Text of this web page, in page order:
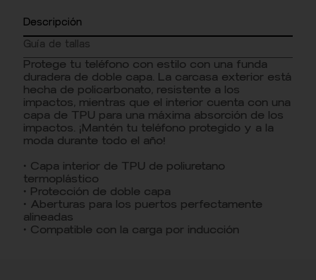
Descripción
Guía de tallas
Protege tu teléfono con estilo con una funda
duradera de doble capa. La carcasa exterior está
hecha de policarbonato, resistente a los
impactos, mientras que el interior cuenta con una
capa de TPU para una máxima absorción de los
impactos. ¡Mantén tu teléfono protegido y a la
moda durante todo el año!
• Capa interior de TPU de poliuretano
termoplástico
• Protección de doble capa
• Aberturas para los puertos perfectamente
alineadas
• Compatible con la carga por inducción